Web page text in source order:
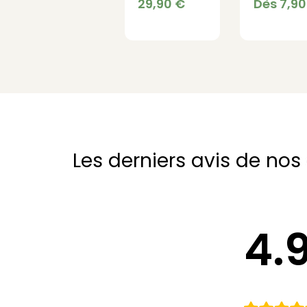
29,90 € Dès 7,90
Les derniers avis de